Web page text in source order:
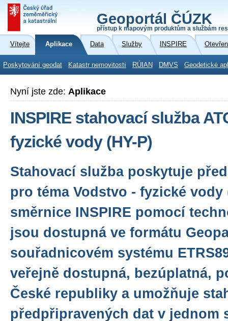
Geoportál ČÚZK
přístup k mapovým produktům a službám
Vítejte Aplikace Data Služby INSPIRE
Poskytování geodat Katastr nemovitostí RÚIAN DMVS Geodetické
Nyní jste zde: Aplikace
INSPIRE stahovací služba
fyzické vody (HY-P)
Stahovací služba poskytuje
pro téma Vodstvo - fyzické vody
směrnice INSPIRE pomocí
jsou dostupná ve formátu
souřadnicovém systému
veřejně dostupná, bezúplatná,
České republiky a umožňuje
předpřipravených dat v jednom